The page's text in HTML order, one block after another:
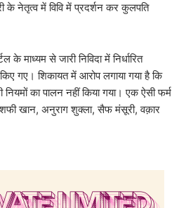
के नेतृत्व में विवि में प्रदर्शन कर कुलपति
से जारी निविदा में निर्धारित
गए। शिकायत में आरोप लगाया गया है कि
नियमों का पालन नहीं किया गया। एक ऐसी फर्म
शफी खान, अनुराग शुक्ला, सैफ मंसूरी, वक़ार